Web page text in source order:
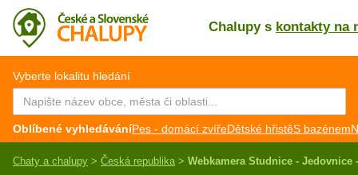
Chalupy s kontakty na
CZ EN
Vyberte lokalitu hledání
Oblíbené vyhledáváníPes - domácí zvířeDětské hřistěS bazénem
Chaty a chalupy > Česká republika > Webkamera Studnice - Jedovnice